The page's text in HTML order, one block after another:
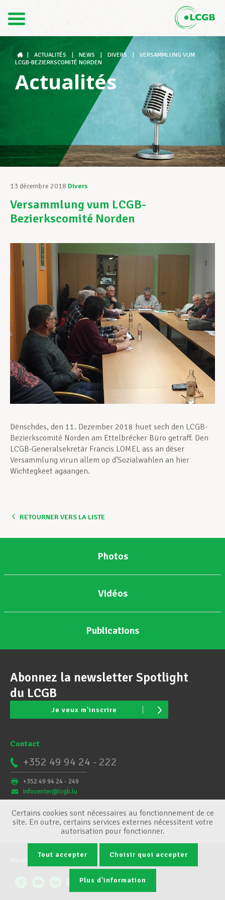
DE
Le LCGB
Structures syndicales
Assistance au Travail
Vos droits
Assistance en vie privée
Développement professionnel
Devenir Membre
Actualités
ACTUALITÉS NEWS DIVERS
VERSAMMLUNG VUM
LCGB-BEZIERKSCOMITÉ NORDEN
Actualités
13 décembre 2018 Divers
Versammlung vum LCGB-
Bezierkscomité Norden
Dënschdes, den 11. Dezember 2018 huet sech den LCGB-
Bezierkscomité Norden am Ettelbrécker Büro getraff. Den
LCGB-Generalsekretär Francis LOMEL ass an dëser
Versammlung virun allem op d’Sozialwahlen an hier
Wichtegkeet agaangen.
RETOURNER VERS LA LISTE
Photos
Vidéos
Publications
Abonnez la newsletter Spotlight
du LCGB
Je veux m'inscrire
Contact
+352 49 94 24 - 222
+352 49 94 24 - 249
infocenter@lcgb.lu
Conditions générales Gestion des cookies
Certains cookies sont nécessaires au fonctionnement de ce
site. En outre, certains services externes nécessitent votre
autorisation pour fonctionner.
Tout accepter Choisir quoi accepter
Plus d'information